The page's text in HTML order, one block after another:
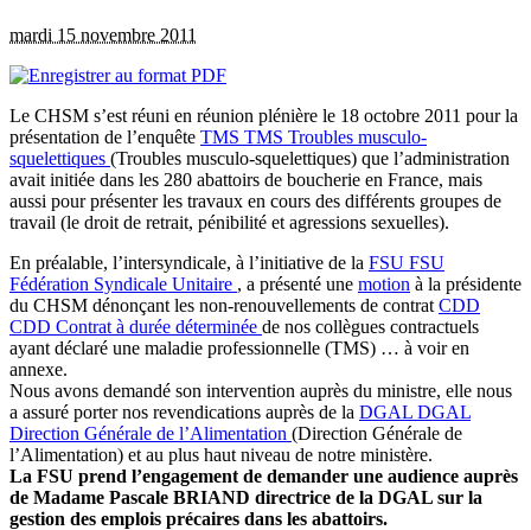
mardi 15 novembre 2011
Le CHSM s’est réuni en réunion plénière le 18 octobre 2011 pour la
présentation de l’enquête TMS TMS Troubles musculo-
squelettiques (Troubles musculo-squelettiques) que l’administration
avait initiée dans les 280 abattoirs de boucherie en France, mais
aussi pour présenter les travaux en cours des différents groupes de
travail (le droit de retrait, pénibilité et agressions sexuelles).
En préalable, l’intersyndicale, à l’initiative de la FSU FSU
Fédération Syndicale Unitaire , a présenté une motion à la présidente
du CHSM dénonçant les non-renouvellements de contrat CDD
CDD Contrat à durée déterminée de nos collègues contractuels
ayant déclaré une maladie professionnelle (TMS) … à voir en
annexe.
Nous avons demandé son intervention auprès du ministre, elle nous
a assuré porter nos revendications auprès de la DGAL DGAL
Direction Générale de l’Alimentation (Direction Générale de
l’Alimentation) et au plus haut niveau de notre ministère.
La FSU prend l’engagement de demander une audience auprès
de Madame Pascale BRIAND directrice de la DGAL sur la
gestion des emplois précaires dans les abattoirs.